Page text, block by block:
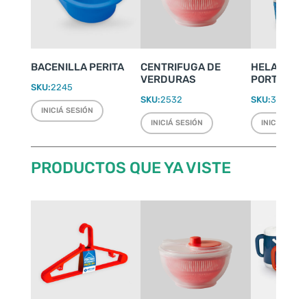
BACENILLA PERITA
SKU:2245
INICIÁ SESIÓN
CENTRIFUGA DE
VERDURAS
SKU:2532
INICIÁ SESIÓN
PORTÁTIL
SKU:3500
INICIÁ
PRODUCTOS QUE YA VISTE